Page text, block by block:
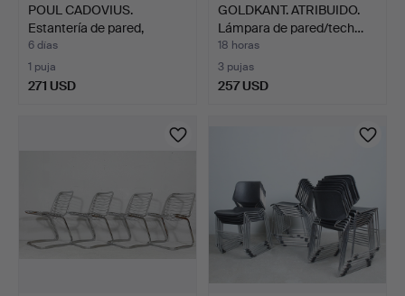
POUL CADOVIUS.
Estantería de pared,
"Royal…
6 días
1 puja
271 USD
GOLDKANT. ATRIBUIDO.
Lámpara de pared/tech…
18 horas
3 pujas
257 USD